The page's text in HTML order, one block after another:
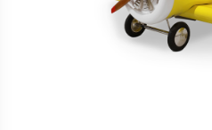
Fiberglas, guma, nerđajući čelik, drvo